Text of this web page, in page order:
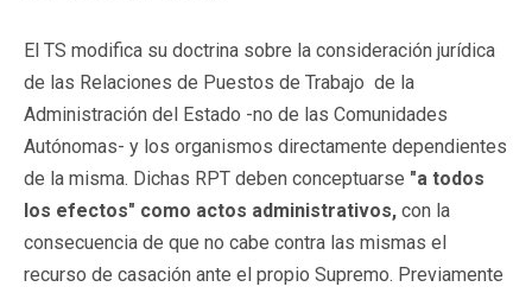
El TS modifica su doctrina sobre la consideración jurídica
de las Relaciones de Puestos de Trabajo de la
Administración del Estado -no de las Comunidades
Autónomas- y los organismos directamente dependientes
de la misma. Dichas RPT deben conceptuarse "a todos
los efectos" como actos administrativos, con la
consecuencia de que no cabe contra las mismas el
recurso de casación ante el propio Supremo. Previamente